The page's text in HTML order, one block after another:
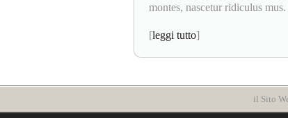
montes, nascetur ridiculus
[leggi tutto]
il Sito